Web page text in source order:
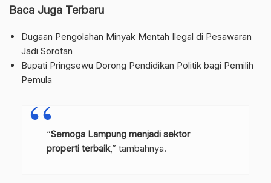
Baca Juga Terbaru
Dugaan Pengolahan Minyak Mentah Ilegal di Pesawaran
Jadi Sorotan
Bupati Pringsewu Dorong Pendidikan Politik bagi Pemilih
Pemula
“Semoga Lampung menjadi sektor
properti terbaik,” tambahnya.